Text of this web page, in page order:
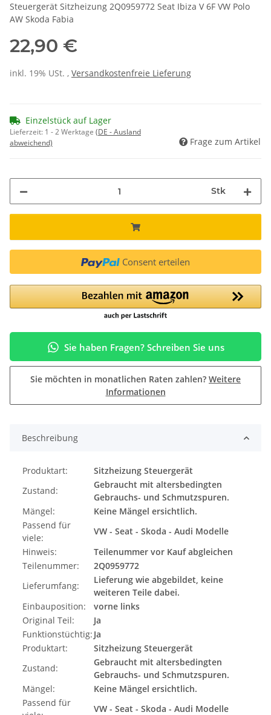
Steuergerät Sitzheizung 2Q0959772 Seat Ibiza V 6F VW Polo
AW Skoda Fabia
22,90 €
inkl. 19% USt. , Versandkostenfreie Lieferung
Einzelstück auf Lager
Lieferzeit: 1 - 2 Werktage (DE - Ausland
abweichend)
Frage zum Artikel
Stk
Consent erteilen
Sie haben Fragen? Schreiben Sie uns
Sie möchten in monatlichen Raten zahlen? Weitere
Informationen
Beschreibung
Produktart:
Sitzheizung Steuergerät
Zustand:
Gebraucht mit altersbedingten
Gebrauchs- und Schmutzspuren.
Mängel:
Keine Mängel ersichtlich.
Passend für
viele:
VW - Seat - Skoda - Audi Modelle
Hinweis:
Teilenummer vor Kauf abgleichen
Teilenummer:
2Q0959772
Lieferumfang:
Lieferung wie abgebildet, keine
weiteren Teile dabei.
Einbauposition:
vorne links
Original Teil:
Ja
Funktionstüchtig: Ja
Produktart:
Sitzheizung Steuergerät
Zustand:
Gebraucht mit altersbedingten
Gebrauchs- und Schmutzspuren.
Mängel:
Keine Mängel ersichtlich.
Passend für
VW - Seat - Skoda - Audi Modelle